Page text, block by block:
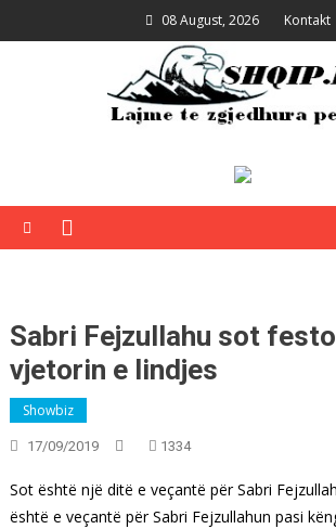
to
08 August, 2026 Kontakt
Sabri Fejzullahu sot
vjetorin e lindjes
Showbiz
17/09/2019 1334
Sot është një ditë e veçantë për Sabri
është e veçantë për Sabri Fejzullahun pasi